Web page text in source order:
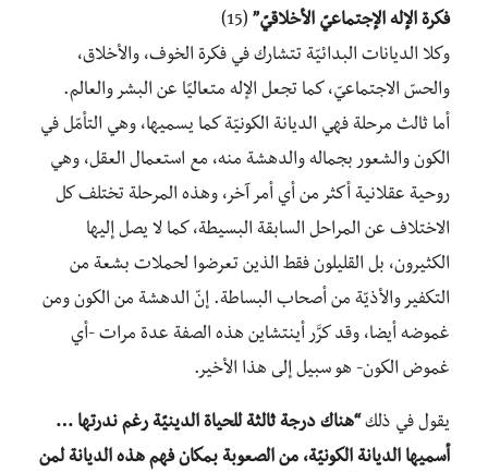
فكرة الإله الإجتماعيّ الأخلاقيّ” (15)
وكلا الديانات البدائيّة تتشارك في فكرة الخوف، والأخلاق،
والحسّ الاجتماعيّ، كما تجعل الإله متعاليًا عن البشر والعالم.
أما ثالث مرحلة فهي الديانة الكونيّة كما يسميها، وهي التأمّل في
الكون والشعور بجماله والدهشة منه، مع استعمال العقل، وهي
روحية عقلانية أكثر من أي أمر آخر، وهذه المرحلة تختلف كل
الاختلاف عن المراحل السابقة البسيطة، كما لا يصل إليها
الكثيرون، بل القليلون فقط الذين تعرضوا لحملات بشعة من
التكفير والأذيّة من أصحاب البساطة. إنّ الدهشة من الكون ومن
غموضه أيضا، وقد كرَّر أينتشاين هذه الصفة عدة مرات -أي
غموض الكون- هو سبيل إلى هذا الأخير.
يقول في ذلك “هناك درجة ثالثة للحياة الدينيّة رغم ندرتها …
أسميها الديانة الكونيّة، من الصعوبة بمكان فهم هذه الديانة لمن